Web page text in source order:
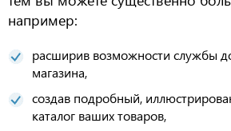
например:
расширив возможности службы
магазина,
создав подробный,
каталог ваших товаров,